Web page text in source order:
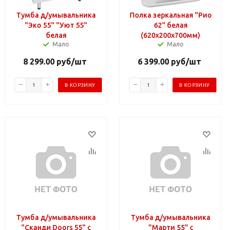
Тумба д/умывальника
"Эко 55" "Уют 55"
белая
Мало
8 299.00 руб/шт
В КОРЗИНУ
Полка зеркальная "Рио
62" белая
(620х200х700мм)
Мало
6 399.00 руб/шт
В КОРЗИНУ
Тумба д/умывальника
"Сканди Doors 55" с
Тумба д/умывальника
"Марти 55" с